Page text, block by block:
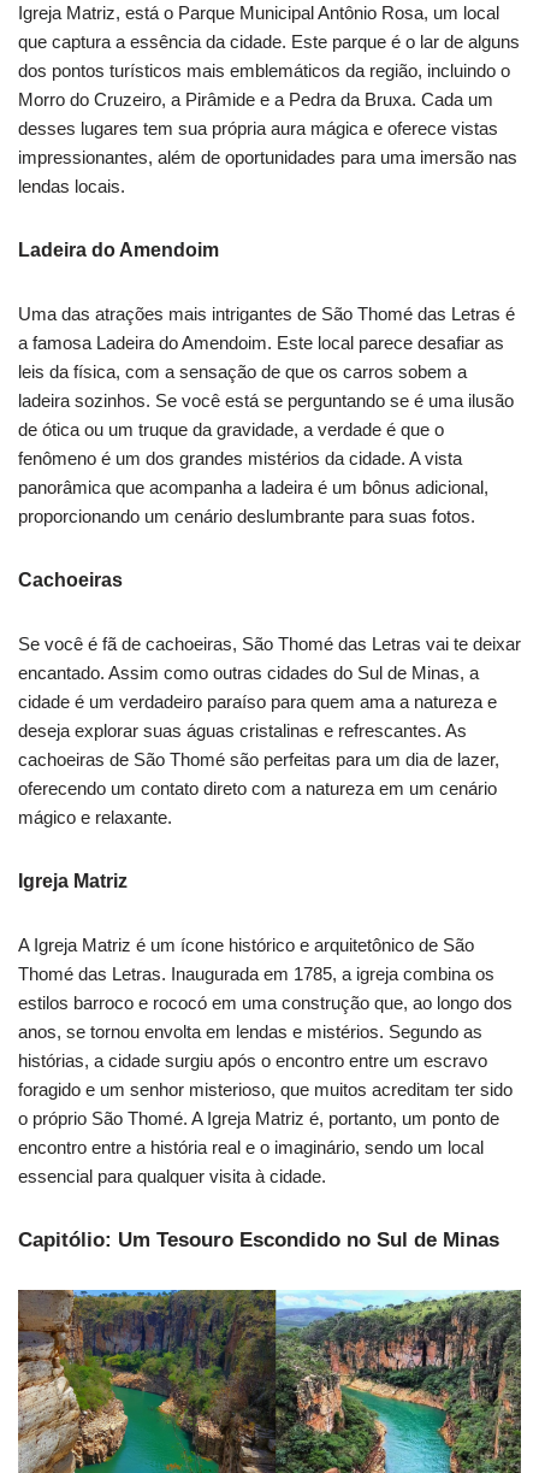
Igreja Matriz, está o Parque Municipal Antônio Rosa, um local
que captura a essência da cidade. Este parque é o lar de alguns
dos pontos turísticos mais emblemáticos da região, incluindo o
Morro do Cruzeiro, a Pirâmide e a Pedra da Bruxa. Cada um
desses lugares tem sua própria aura mágica e oferece vistas
impressionantes, além de oportunidades para uma imersão nas
lendas locais.
Ladeira do Amendoim
Uma das atrações mais intrigantes de São Thomé das Letras é
a famosa Ladeira do Amendoim. Este local parece desafiar as
leis da física, com a sensação de que os carros sobem a
ladeira sozinhos. Se você está se perguntando se é uma ilusão
de ótica ou um truque da gravidade, a verdade é que o
fenômeno é um dos grandes mistérios da cidade. A vista
panorâmica que acompanha a ladeira é um bônus adicional,
proporcionando um cenário deslumbrante para suas fotos.
Cachoeiras
Se você é fã de cachoeiras, São Thomé das Letras vai te deixar
encantado. Assim como outras cidades do Sul de Minas, a
cidade é um verdadeiro paraíso para quem ama a natureza e
deseja explorar suas águas cristalinas e refrescantes. As
cachoeiras de São Thomé são perfeitas para um dia de lazer,
oferecendo um contato direto com a natureza em um cenário
mágico e relaxante.
Igreja Matriz
A Igreja Matriz é um ícone histórico e arquitetônico de São
Thomé das Letras. Inaugurada em 1785, a igreja combina os
estilos barroco e rococó em uma construção que, ao longo dos
anos, se tornou envolta em lendas e mistérios. Segundo as
histórias, a cidade surgiu após o encontro entre um escravo
foragido e um senhor misterioso, que muitos acreditam ter sido
o próprio São Thomé. A Igreja Matriz é, portanto, um ponto de
encontro entre a história real e o imaginário, sendo um local
essencial para qualquer visita à cidade.
Capitólio: Um Tesouro Escondido no Sul de Minas